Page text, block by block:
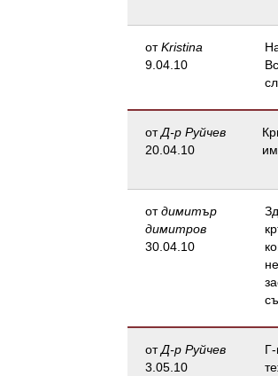
отKristina
9.04.10
отД-р Руйчев
20.04.10
отдимитър
димитров
30.04.10
отД-р Руйчев
3.05.10